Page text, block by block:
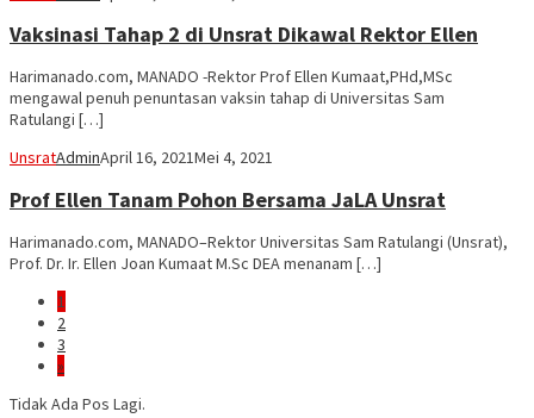
Vaksinasi Tahap 2 di Unsrat Dikawal Rektor Ellen
Harimanado.com, MANADO -Rektor Prof Ellen Kumaat,PHd,MSc
mengawal penuh penuntasan vaksin tahap di Universitas Sam
Ratulangi […]
UnsratAdminApril 16, 2021Mei 4, 2021
Prof Ellen Tanam Pohon Bersama JaLA Unsrat
Harimanado.com, MANADO–Rektor Universitas Sam Ratulangi (Unsrat),
Prof. Dr. Ir. Ellen Joan Kumaat M.Sc DEA menanam […]
1
2
3
»
Tidak Ada Pos Lagi.